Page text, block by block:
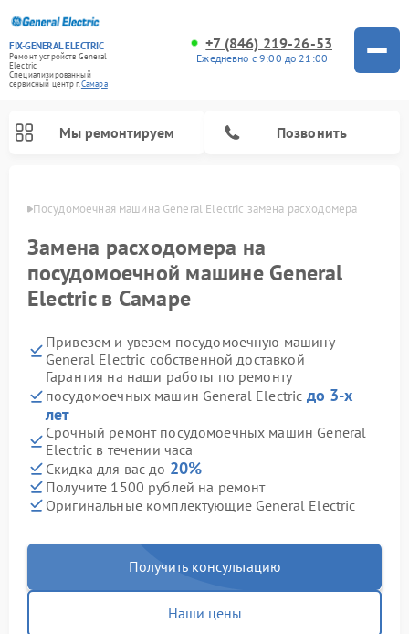
FIX-GENERAL ELECTRIC
Ремонт устройств General
Electric
Специализированный
cервисный центр г.Самара
+7 (846) 219-26-53
Ежедневно с 9:00 до 21:00
Мы ремонтируем Позвонить
Посудомоечная машина General Electric замена расходомера
Замена расходомера на
посудомоечной машине General
Electric в Самаре
Привезем и увезем посудомоечную машину
General Electric собственной доставкой
Гарантия на наши работы по ремонту
посудомоечных машин General Electric до 3-х
лет
Срочный ремонт посудомоечных машин General
Electric в течении часа
Скидка для вас до 20%
Получите 1500 рублей на ремонт
Оригинальные комплектующие General Electric
Получить консультацию
Наши цены